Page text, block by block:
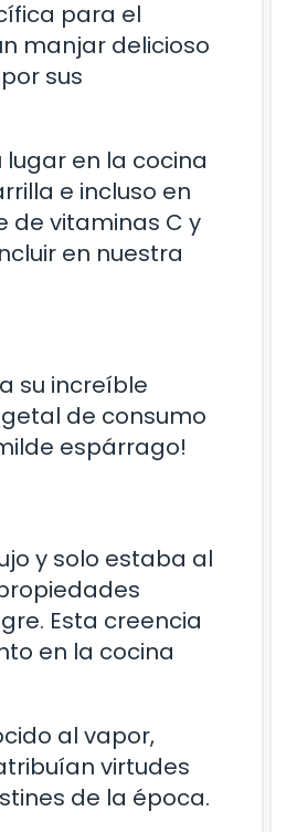
para el
manjar delicioso
sus
en la cocina
e incluso en
de vitaminas C y
en nuestra
su increíble
de consumo
espárrago!
y solo estaba al
Esta creencia
en la cocina
al vapor,
virtudes
de la época.